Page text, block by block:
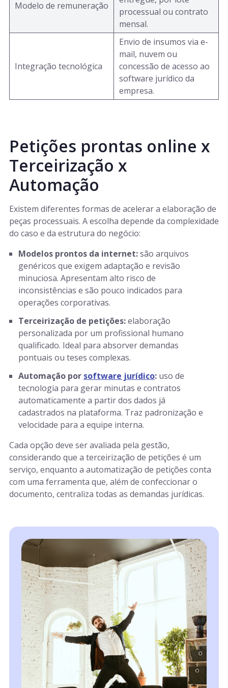
Modelo de remuneração
processual ou contrato
mensal.
Integração tecnológica
Envio de insumos via e-
mail, nuvem ou
concessão de acesso ao
software jurídico da
empresa.
Petições prontas online x
Terceirização x
Automação
Existem diferentes formas de acelerar a elaboração de
peças processuais. A escolha depende da complexidade
do caso e da estrutura do negócio:
Modelos prontos da internet:são arquivos
genéricos que exigem adaptação e revisão
minuciosa. Apresentam alto risco de
inconsistências e são pouco indicados para
operações corporativas.
Terceirização de petições:elaboração
personalizada por um profissional humano
qualificado. Ideal para absorver demandas
pontuais ou teses complexas.
Automação por software jurídico: uso de
tecnologia para gerar minutas e contratos
automaticamente a partir dos dados já
cadastrados na plataforma. Traz padronização e
velocidade para a equipe interna.
Cada opção deve ser avaliada pela gestão,
considerando que a terceirização de petições é um
serviço, enquanto a automatização de petições conta
com uma ferramenta que, além de confeccionar o
documento, centraliza todas as demandas jurídicas.